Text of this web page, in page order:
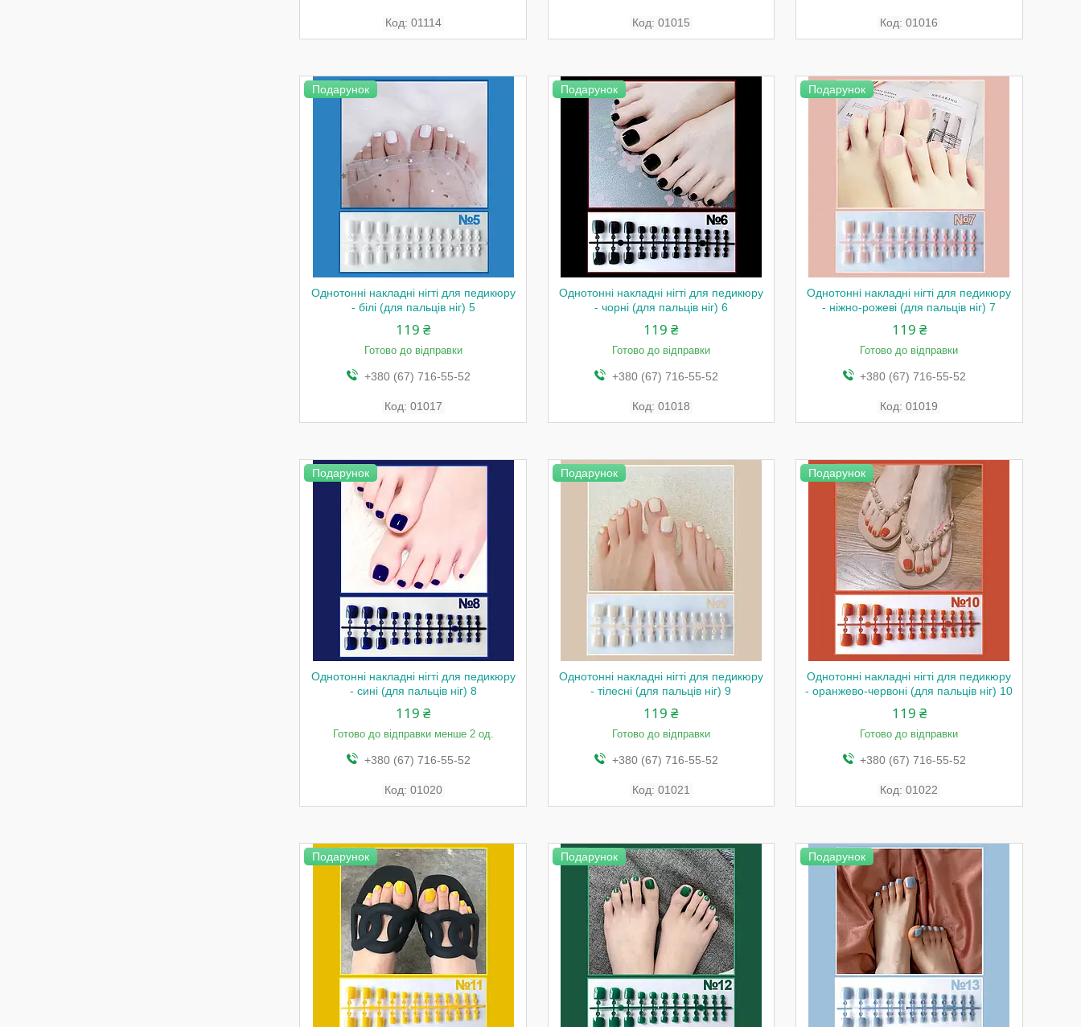
01114 01015 01016
Подарунок
Однотонні накладні нігті для педикюру
- білі (для пальців ніг) 5
119 ₴
Готово до відправки
+380 (67) 716-55-52
01017
Подарунок
Однотонні накладні нігті для педикюру
- чорні (для пальців ніг) 6
119 ₴
Готово до відправки
+380 (67) 716-55-52
01018
Подарунок
Однотонні накладні нігті для педикюру
- ніжно-рожеві (для пальців ніг) 7
119 ₴
Готово до відправки
+380 (67) 716-55-52
01019
Подарунок
Однотонні накладні нігті для педикюру
- сині (для пальців ніг) 8
119 ₴
Готово до відправки менше 2 од.
+380 (67) 716-55-52
01020
Подарунок
Однотонні накладні нігті для педикюру
- тілесні (для пальців ніг) 9
119 ₴
Готово до відправки
+380 (67) 716-55-52
01021
Подарунок
Однотонні накладні нігті для педикюру
- оранжево-червоні (для пальців ніг) 10
119 ₴
Готово до відправки
+380 (67) 716-55-52
01022
Подарунок Подарунок Подарунок